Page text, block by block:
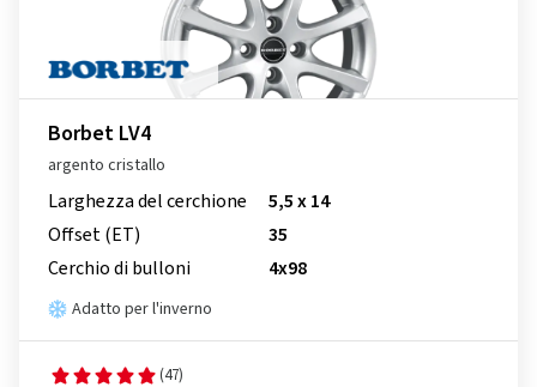
Borbet LV4
argento cristallo
Larghezza del cerchione
5,5 x 14
Offset (ET)
35
Cerchio di bulloni
4x98
Adatto per l'inverno
(47)